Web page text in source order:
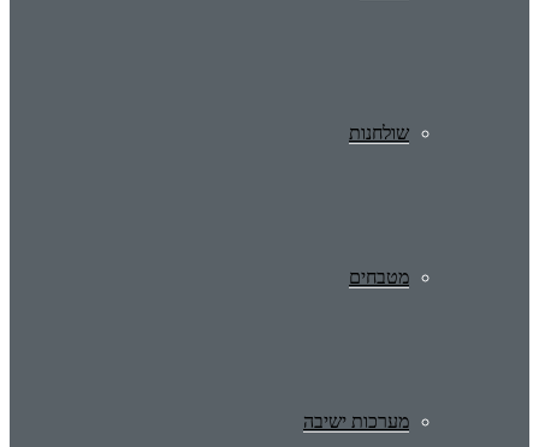
שולחנות
מטבחים
מערכות ישיבה